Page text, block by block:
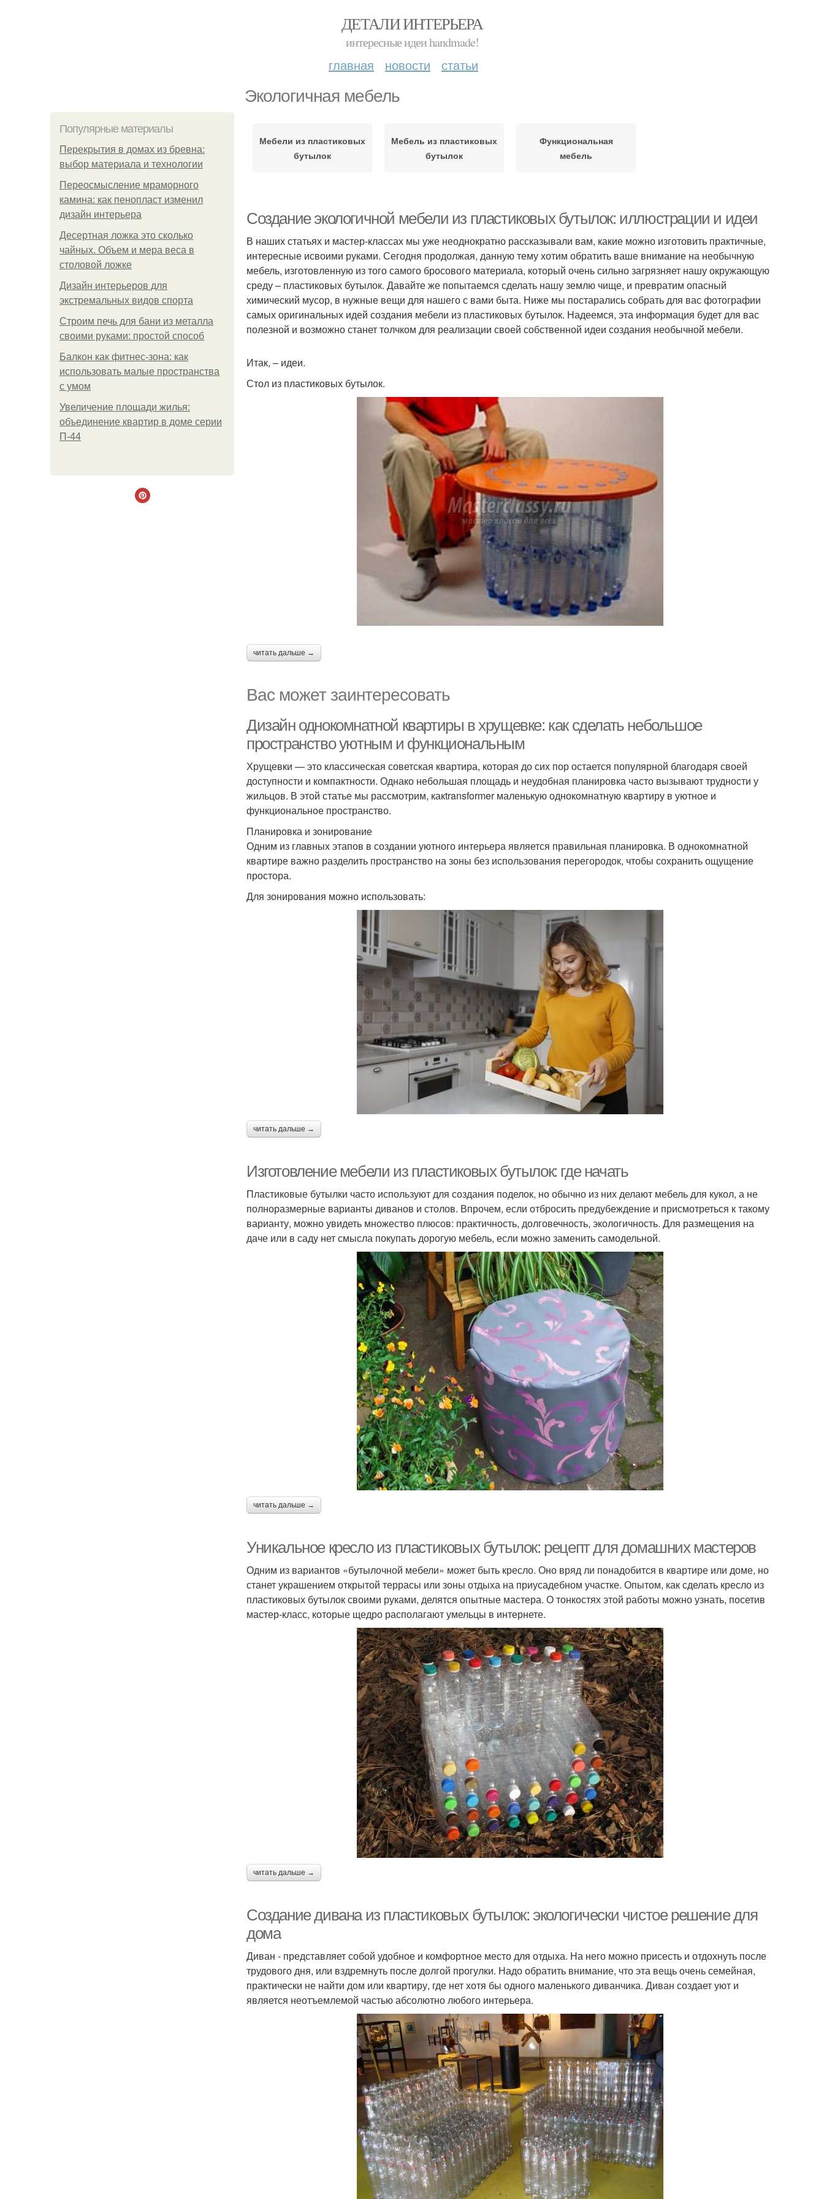
ДЕТАЛИ ИНТЕРЬЕРА
интересные идеи handmade!
главная новости статьи
Экологичная мебель
Популярные материалы
Перекрытия в домах из бревна:
выбор материала и технологии
Переосмысление мраморного
камина: как пенопласт изменил
дизайн интерьера
Десертная ложка это сколько
чайных. Объем и мера веса в
столовой ложке
Дизайн интерьеров для
экстремальных видов спорта
Строим печь для бани из металла
своими руками: простой способ
Балкон как фитнес-зона: как
использовать малые пространства
с умом
Увеличение площади жилья:
объединение квартир в доме серии
П-44
Мебели из пластиковых
бутылок
Мебель из пластиковых
бутылок
Функциональная
мебель
Создание экологичной мебели из пластиковых бутылок: иллюстрации и идеи
В наших статьях и мастер-классах мы уже неоднократно рассказывали вам, какие можно изготовить практичные,
интересные исвоими руками. Сегодня продолжая, данную тему хотим обратить ваше внимание на необычную
мебель, изготовленную из того самого бросового материала, который очень сильно загрязняет нашу окружающую
среду – пластиковых бутылок. Давайте же попытаемся сделать нашу землю чище, и превратим опасный
химический мусор, в нужные вещи для нашего с вами быта. Ниже мы постарались собрать для вас фотографии
самых оригинальных идей создания мебели из пластиковых бутылок. Надеемся, эта информация будет для вас
полезной и возможно станет толчком для реализации своей собственной идеи создания необычной мебели.
Итак, – идеи.
Стол из пластиковых бутылок.
читать дальше →
Вас может заинтересовать
Дизайн однокомнатной квартиры в хрущевке: как сделать небольшое
пространство уютным и функциональным
Хрущевки — это классическая советская квартира, которая до сих пор остается популярной благодаря своей
доступности и компактности. Однако небольшая площадь и неудобная планировка часто вызывают трудности у
жильцов. В этой статье мы рассмотрим, какtransformer маленькую однокомнатную квартиру в уютное и
функциональное пространство.
Планировка и зонирование
Одним из главных этапов в создании уютного интерьера является правильная планировка. В однокомнатной
квартире важно разделить пространство на зоны без использования перегородок, чтобы сохранить ощущение
простора.
Для зонирования можно использовать:
читать дальше →
Изготовление мебели из пластиковых бутылок: где начать
Пластиковые бутылки часто используют для создания поделок, но обычно из них делают мебель для кукол, а не
полноразмерные варианты диванов и столов. Впрочем, если отбросить предубеждение и присмотреться к такому
варианту, можно увидеть множество плюсов: практичность, долговечность, экологичность. Для размещения на
даче или в саду нет смысла покупать дорогую мебель, если можно заменить самодельной.
читать дальше →
Уникальное кресло из пластиковых бутылок: рецепт для домашних мастеров
Одним из вариантов «бутылочной мебели» может быть кресло. Оно вряд ли понадобится в квартире или доме, но
станет украшением открытой террасы или зоны отдыха на приусадебном участке. Опытом, как сделать кресло из
пластиковых бутылок своими руками, делятся опытные мастера. О тонкостях этой работы можно узнать, посетив
мастер-класс, которые щедро располагают умельцы в интернете.
читать дальше →
Создание дивана из пластиковых бутылок: экологически чистое решение для
дома
Диван - представляет собой удобное и комфортное место для отдыха. На него можно присесть и отдохнуть после
трудового дня, или вздремнуть после долгой прогулки. Надо обратить внимание, что эта вещь очень семейная,
практически не найти дом или квартиру, где нет хотя бы одного маленького диванчика. Диван создает уют и
является неотъемлемой частью абсолютно любого интерьера.